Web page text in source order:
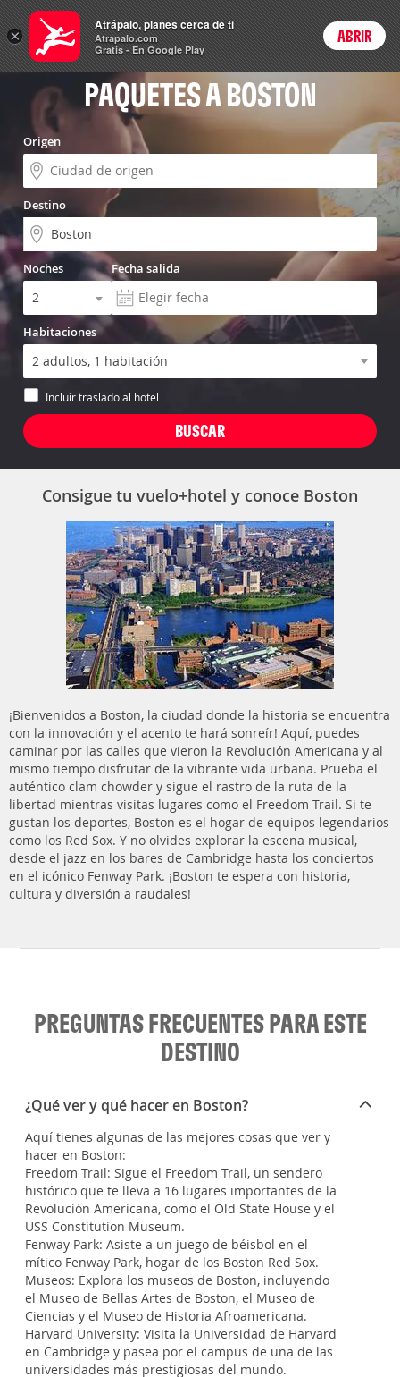
Vuelo+Hotel Login
PAQUETES A BOSTON
Origen
Destino
Noches Fecha salida
Habitaciones
Incluir traslado al hotel
Consigue tu vuelo+hotel y conoce Boston
¡Bienvenidos a Boston, la ciudad donde la historia se encuentra
con la innovación y el acento te hará sonreír! Aquí, puedes
caminar por las calles que vieron la Revolución Americana y al
mismo tiempo disfrutar de la vibrante vida urbana. Prueba el
auténtico clam chowder y sigue el rastro de la ruta de la
libertad mientras visitas lugares como el Freedom Trail. Si te
gustan los deportes, Boston es el hogar de equipos legendarios
como los Red Sox. Y no olvides explorar la escena musical,
desde el jazz en los bares de Cambridge hasta los conciertos
en el icónico Fenway Park. ¡Boston te espera con historia,
cultura y diversión a raudales!
PREGUNTAS FRECUENTES PARA ESTE
DESTINO
¿Qué ver y qué hacer en Boston?
Aquí tienes algunas de las mejores cosas que ver y
hacer en Boston:
Freedom Trail: Sigue el Freedom Trail, un sendero
histórico que te lleva a 16 lugares importantes de la
Revolución Americana, como el Old State House y el
USS Constitution Museum.
Fenway Park: Asiste a un juego de béisbol en el
mítico Fenway Park, hogar de los Boston Red Sox.
Museos: Explora los museos de Boston, incluyendo
el Museo de Bellas Artes de Boston, el Museo de
Ciencias y el Museo de Historia Afroamericana.
Harvard University: Visita la Universidad de Harvard
en Cambridge y pasea por el campus de una de las
universidades más prestigiosas del mundo.
×
Atrápalo, planes cerca de ti
Atrapalo.com
Gratis - En Google Play
ABRIR